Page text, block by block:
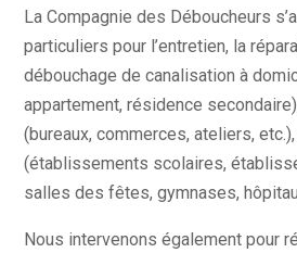
La Compagnie des Déboucheurs
particuliers pour l’entretien, la
débouchage de canalisation à
appartement, résidence
(bureaux, commerces, ateliers,
(établissements scolaires,
salles des fêtes, gymnases,
Nous intervenons également pour